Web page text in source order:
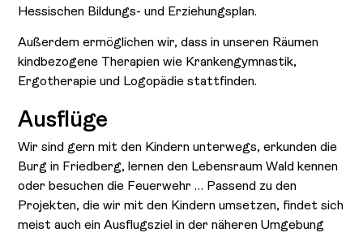
Hessischen Bildungs- und Erziehungsplan.
Außerdem ermöglichen wir, dass in unseren Räumen
kindbezogene Therapien wie Krankengymnastik,
Ergotherapie und Logopädie stattfinden.
Ausflüge
Wir sind gern mit den Kindern unterwegs, erkunden die
Burg in Friedberg, lernen den Lebensraum Wald kennen
oder besuchen die Feuerwehr … Passend zu den
Projekten, die wir mit den Kindern umsetzen, findet sich
meist auch ein Ausflugsziel in der näheren Umgebung